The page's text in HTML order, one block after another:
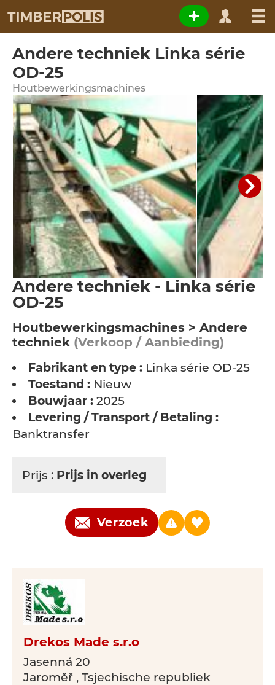
Andere techniek Linka série
OD-25
Houtbewerkingsmachines
Andere techniek - Linka série
OD-25
Houtbewerkingsmachines > Andere
techniek (Verkoop / Aanbieding)
Fabrikant en type : Linka série OD-25
Toestand : Nieuw
Bouwjaar : 2025
Levering / Transport / Betaling :
Banktransfer
Prijs : Prijs in overleg
Verzoek
Drekos Made s.r.o
Jasenná 20
Jaroměř , Tsjechische republiek